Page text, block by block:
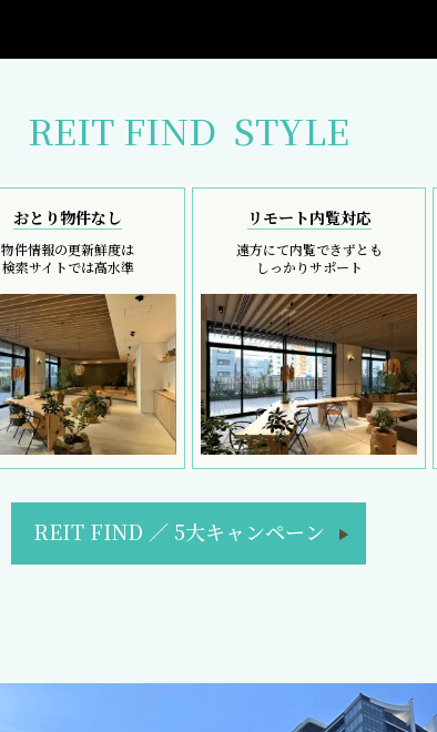
REIT FIND STYLE
おとり物件なし
物件情報の更新鮮度は
検索サイトでは高水準
リモート内覧対応
遠方にて内覧できずとも
しっかりサポート
REIT FIND ／ 5大キャンペーン